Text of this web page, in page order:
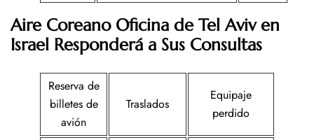
Aire Coreano Oficina de Tel Aviv en
Israel Responderá a Sus Consultas
Reserva de
billetes de
avión
Traslados
Equipaje
perdido